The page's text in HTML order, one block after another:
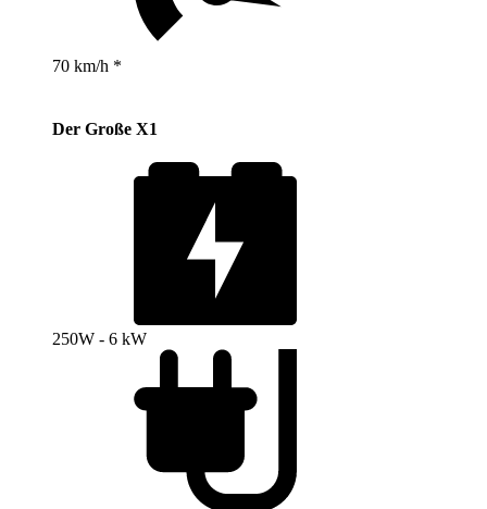
70 km/h *
Der Große X1
250W - 6 kW